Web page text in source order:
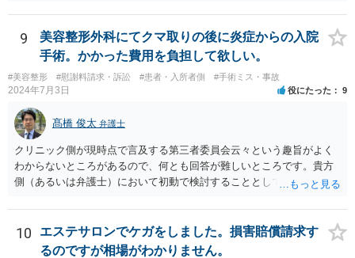
9
美容整形外科にてクマ取りの後に炎症からの入院
手術。かかった費用を負担して欲しい。
#美容整形 #慰謝料請求・訴訟 #患者・入所者側 #手術ミス・事故
2024年7月3日 役にたった 9
髙橋 俊太 弁護士
クリニック側が現時点で言及する第三者委員会云々という趣旨がよく
わからないところがあるので、何とも回答が難しいところです。貴方
側（あるいは弁護士）において初動で検討することとしては、クリニ
医師意見聴取などが考えられるかと思います。それらを踏まえてクリ
ニック側の過失を肯定できそうであれば、クリニックに対して具体的
に損害賠償請求をしていくことになります。
10
エステサロンでケガをしました。損害賠償請求す
るのですが相場がわかりません。